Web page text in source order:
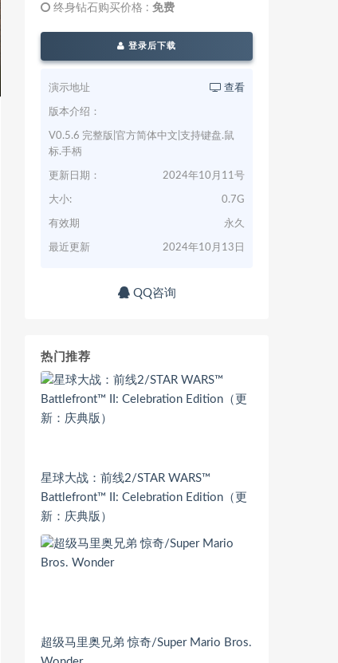
终身钻石购买价格 : 免费
登录后下载
演示地址 查看
版本介绍：
V0.5.6 完整版|官方简体中文|支持键盘.鼠
标.手柄
更新日期： 2024年10月11号
大小: 0.7G
有效期 永久
最近更新 2024年10月13日
QQ咨询
热门推荐
星球大战：前线2/STAR WARS™
Battlefront™ II: Celebration Edition（更
新：庆典版）
超级马里奥兄弟 惊奇/Super Mario Bros.